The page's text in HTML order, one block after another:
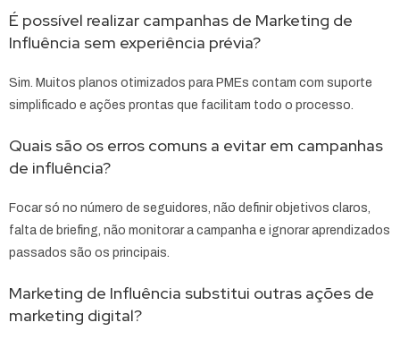
É possível realizar campanhas de Marketing de
Influência sem experiência prévia?
Sim. Muitos planos otimizados para PMEs contam com suporte
simplificado e ações prontas que facilitam todo o processo.
Quais são os erros comuns a evitar em campanhas
de influência?
Focar só no número de seguidores, não definir objetivos claros,
falta de briefing, não monitorar a campanha e ignorar aprendizados
passados são os principais.
Marketing de Influência substitui outras ações de
marketing digital?